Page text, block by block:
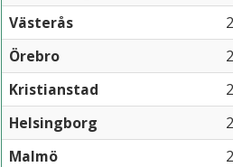
Västerås
Örebro
Kristianstad
Helsingborg
Malmö